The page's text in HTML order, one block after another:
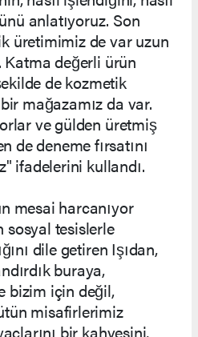
anlatıyoruz. Son
üretimimiz de var uzun
Katma değerli ürün
de kozmetik
mağazamız da var.
ve gülden üretmiş
de deneme fırsatını
ifadelerini kullandı.
mesai harcanıyor
sosyal tesislerle
dile getiren Işıdan,
buraya,
bizim için değil,
misafirlerimiz
bir kahvesini,